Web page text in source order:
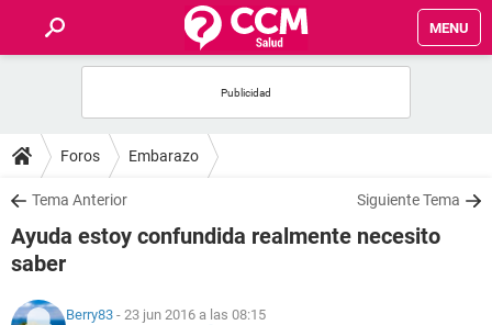
MENU
FOROS
SALUD
FAMILIA
NUTRICIÓN
Foros Embarazo
Tema Anterior Siguiente Tema
Ayuda estoy confundida realmente necesito
saber
Berry83 - 23 jun 2016 a las 08:15